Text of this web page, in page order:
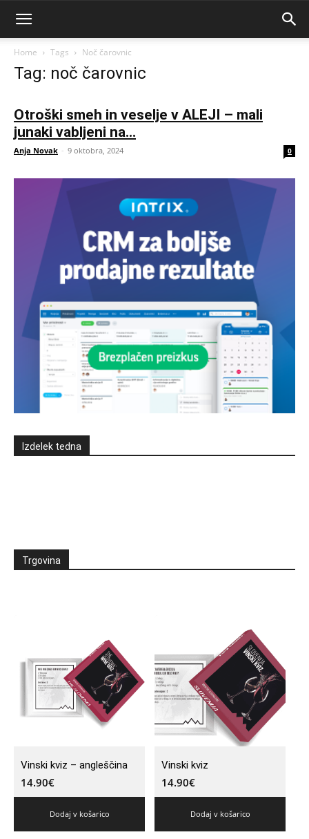
Home Tags Noč čarovnic
Tag: noč čarovnic
Otroški smeh in veselje v ALEJI – mali
junaki vabljeni na...
Anja Novak - 9 oktobra, 2024 0
Izdelek tedna
Trgovina
Vinski kviz – angleščina
14.90€
Dodaj v košarico
Vinski kviz
14.90€
Dodaj v košarico